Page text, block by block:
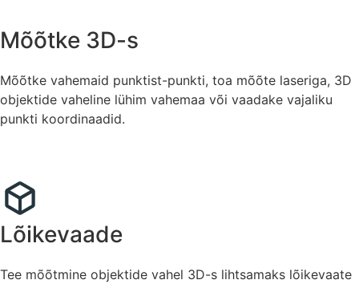
Mõõtke 3D-s
Mõõtke vahemaid punktist-punkti, toa mõõte laseriga, 3D
objektide vaheline lühim vahemaa või vaadake vajaliku
punkti koordinaadid.
Lõikevaade
Tee mõõtmine objektide vahel 3D-s lihtsamaks lõikevaate